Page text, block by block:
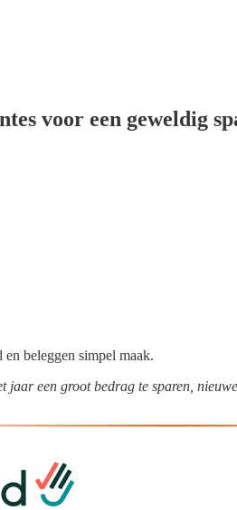
voor een geweldig
beleggen simpel maak.
jaar een groot bedrag te sparen,